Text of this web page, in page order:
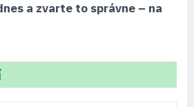
a zvarte to správne – na